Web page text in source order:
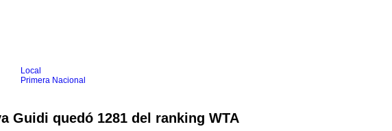
Local
Primera Nacional
Guidi quedó 1281 del ranking WTA